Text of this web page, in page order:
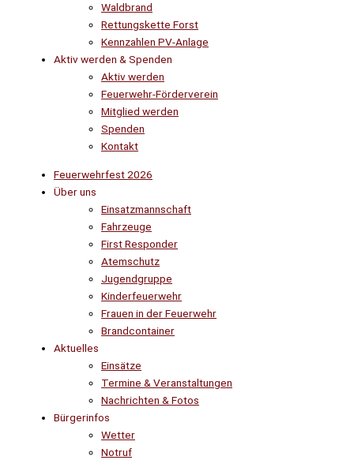
Waldbrand
Rettungskette Forst
Kennzahlen PV-Anlage
Aktiv werden & Spenden
Aktiv werden
Feuerwehr-Förderverein
Mitglied werden
Spenden
Kontakt
Feuerwehrfest 2026
Über uns
Einsatzmannschaft
Fahrzeuge
First Responder
Atemschutz
Jugendgruppe
Kinderfeuerwehr
Frauen in der Feuerwehr
Brandcontainer
Aktuelles
Einsätze
Termine & Veranstaltungen
Nachrichten & Fotos
Bürgerinfos
Wetter
Notruf